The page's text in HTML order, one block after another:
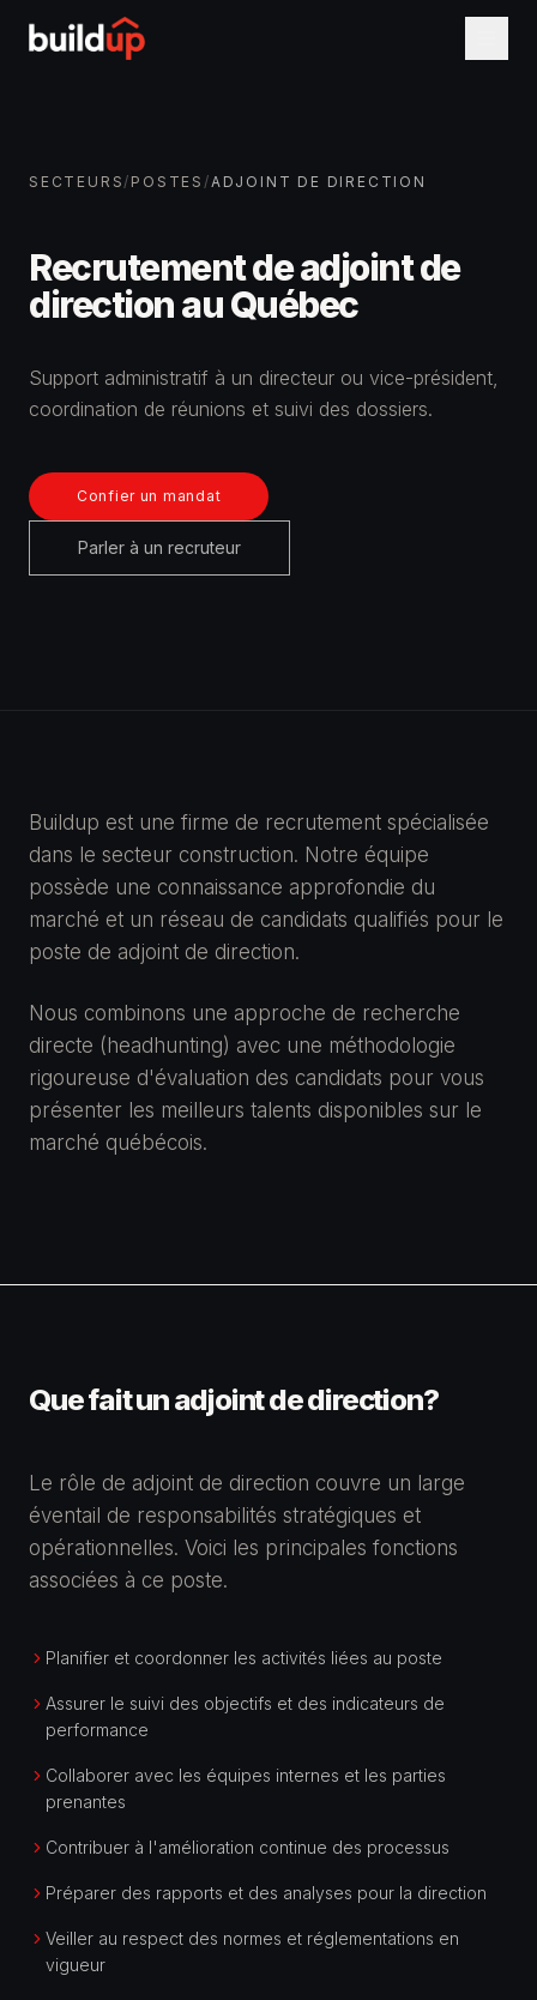
SECTEURS/ POSTES/ADJOINT DE DIRECTION
Recrutement de adjoint de
direction au Québec
Support administratif à un directeur ou vice-président,
coordination de réunions et suivi des dossiers.
Confier un mandat
Parler à un recruteur
Buildup est une firme de recrutement spécialisée
dans le secteur construction. Notre équipe
possède une connaissance approfondie du
marché et un réseau de candidats qualifiés pour le
poste de adjoint de direction.
Nous combinons une approche de recherche
directe (headhunting) avec une méthodologie
rigoureuse d'évaluation des candidats pour vous
présenter les meilleurs talents disponibles sur le
marché québécois.
Que fait un adjoint de direction?
Le rôle de adjoint de direction couvre un large
éventail de responsabilités stratégiques et
opérationnelles. Voici les principales fonctions
associées à ce poste.
Planifier et coordonner les activités liées au poste
Assurer le suivi des objectifs et des indicateurs de
performance
Collaborer avec les équipes internes et les parties
prenantes
Contribuer à l'amélioration continue des processus
Préparer des rapports et des analyses pour la direction
Veiller au respect des normes et réglementations en
vigueur